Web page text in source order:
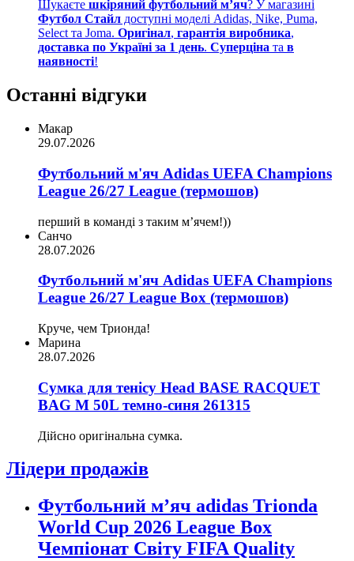
Шукаєте шкіряний футбольний м’яч? У магазині
Футбол Стайл доступні моделі Adidas, Nike, Puma,
Select та Joma. Оригінал, гарантія виробника,
доставка по Україні за 1 день. Суперціна та в
наявності!
Останні відгуки
Макар
29.07.2026
Футбольний м'яч Adidas UEFA Champions
League 26/27 League (термошов)
перший в команді з таким мʼячем!))
Санчо
28.07.2026
Футбольний м'яч Adidas UEFA Champions
League 26/27 League Box (термошов)
Круче, чем Трионда!
Марина
28.07.2026
Сумка для тенісу Head BASE RACQUET
BAG M 50L темно-синя 261315
Дійсно оригінальна сумка.
Лідери продажів
Футбольний м’яч adidas Trionda
World Cup 2026 League Box
Чемпіонат Світу FIFA Quality